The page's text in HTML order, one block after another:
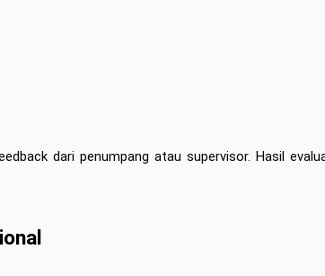
dari penumpang atau supervisor. Hasil